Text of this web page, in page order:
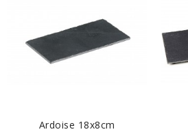
EN SAVOIR PLUS
Ardoise 18x8cm